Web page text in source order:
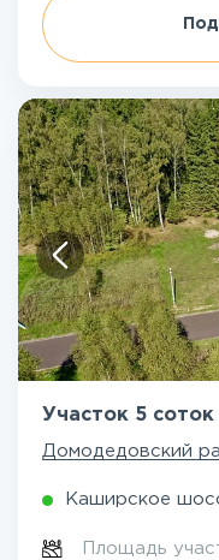
Участок 5
Домодедовский
Каширское
Площадь